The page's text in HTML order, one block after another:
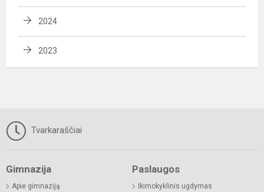
2024
2023
Tvarkaraščiai
Gimnazija
Apie gimnaziją
Paslaugos
Ikimokyklinis ugdymas